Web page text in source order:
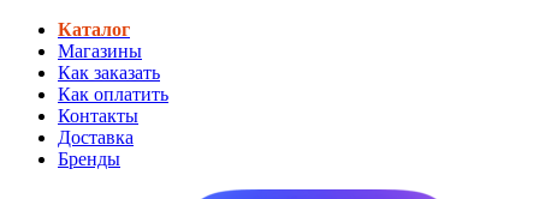
Каталог
Магазины
Как заказать
Как оплатить
Контакты
Доставка
Бренды